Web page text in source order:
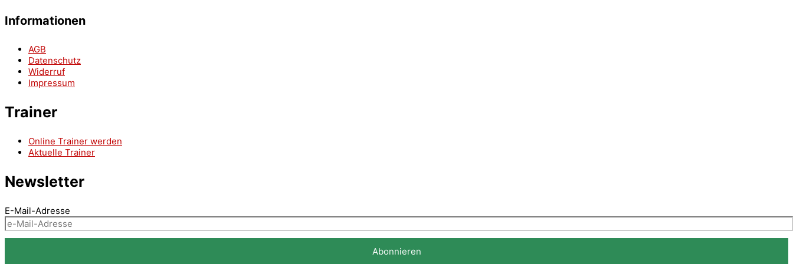
Informationen
AGB
Datenschutz
Widerruf
Impressum
Trainer
Online Trainer werden
Aktuelle Trainer
Newsletter
E-Mail-Adresse